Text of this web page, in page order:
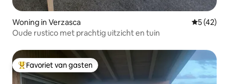
Woning in Verzasca
5 (42)
Oude rustico met prachtig uitzicht en tuin
Topfavoriet van gasten
Favoriet van gasten